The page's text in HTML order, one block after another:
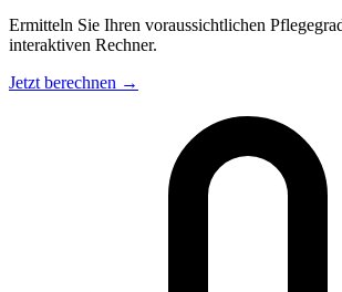
Ermitteln Sie Ihren voraussichtlichen
interaktiven Rechner.
Jetzt berechnen →